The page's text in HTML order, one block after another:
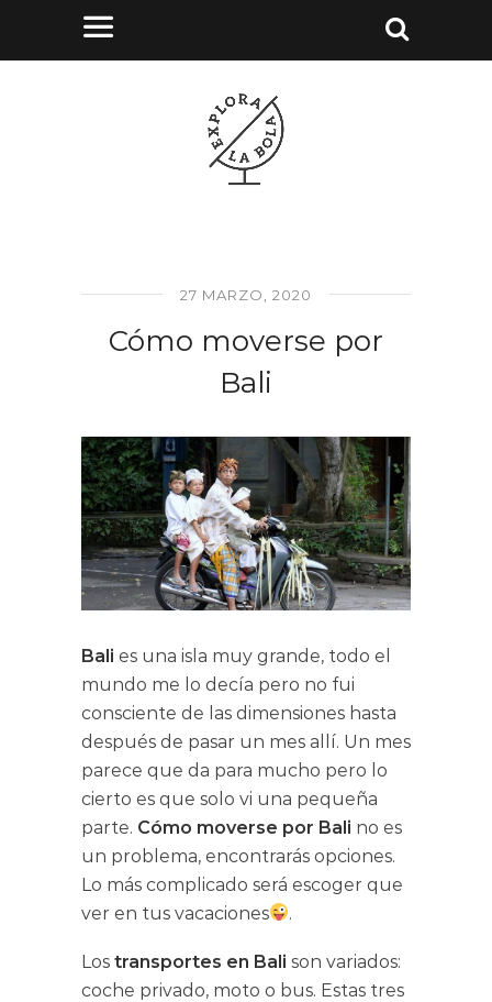
27 MARZO, 2020
Cómo moverse por
Bali
Bali es una isla muy grande, todo el
mundo me lo decía pero no fui
consciente de las dimensiones hasta
después de pasar un mes allí. Un mes
parece que da para mucho pero lo
cierto es que solo vi una pequeña
parte. Cómo moverse por Bali no es
un problema, encontrarás opciones.
Lo más complicado será escoger que
ver en tus vacaciones
.
Los transportes en Bali son variados:
coche privado, moto o bus. Estas tres